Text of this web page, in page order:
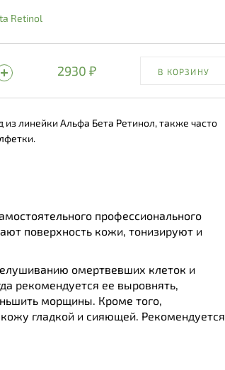
Retinol
2930 ₽ В КОРЗИНУ
линейки Альфа Бета Ретинол, также часто
профессионального
поверхность кожи, тонизируют и
омертвевших клеток и
рекомендуется ее выровнять,
морщины. Кроме того,
гладкой и сияющей. Рекомендуется